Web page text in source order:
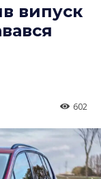
випуск
602